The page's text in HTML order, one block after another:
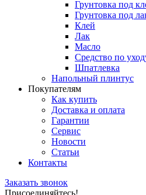
Грунтовка под
Грунтовка под
Клей
Лак
Масло
Средство по
Шпатлевка
Напольный плинтус
Покупателям
Как купить
Доставка и оплата
Гарантии
Сервис
Новости
Статьи
Контакты
Заказать звонок
Присоединяйтесь!